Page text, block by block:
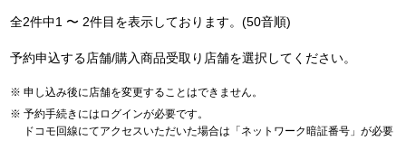
全2件中1 〜 2件目を表示しております。(50音順)
予約申込する店舗/購入商品受取り店舗を選択してください。
申し込み後に店舗を変更することはできません。
予約手続きにはログインが必要です。
ドコモ回線にてアクセスいただいた場合は「ネットワーク暗証番号」が必要